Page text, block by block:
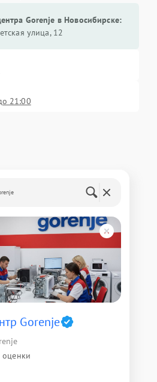
Gorenje в Новосибирске:
улица, 12
21:00
Gorenje